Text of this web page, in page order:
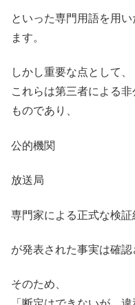
といった専門用語を用
ます。
しかし重要な点として、
これらは第三者による
ものであり、
公的機関
放送局
専門家による正式な検証
が発表された事実は確認
そのため、